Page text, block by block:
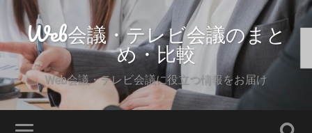
Web会議・テレビ会議のまと
め・比較
Web会議・テレビ会議に役立つ情報をお届け